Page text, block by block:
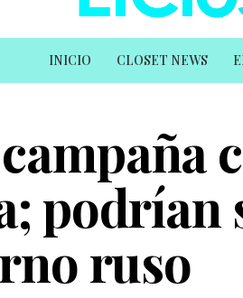
INICIO CLOSET NEWS
podrían
ruso